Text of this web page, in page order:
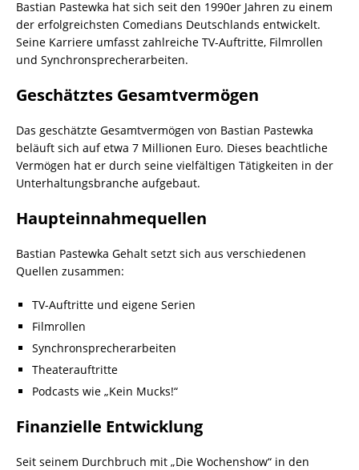
Bastian Pastewka hat sich seit den 1990er Jahren zu einem
der erfolgreichsten Comedians Deutschlands entwickelt.
Seine Karriere umfasst zahlreiche TV-Auftritte, Filmrollen
und Synchronsprecherarbeiten.
Geschätztes Gesamtvermögen
Das geschätzte Gesamtvermögen von Bastian Pastewka
beläuft sich auf etwa 7 Millionen Euro. Dieses beachtliche
Vermögen hat er durch seine vielfältigen Tätigkeiten in der
Unterhaltungsbranche aufgebaut.
Haupteinnahmequellen
Bastian Pastewka Gehalt setzt sich aus verschiedenen
Quellen zusammen:
TV-Auftritte und eigene Serien
Filmrollen
Synchronsprecherarbeiten
Theaterauftritte
Podcasts wie „Kein Mucks!“
Finanzielle Entwicklung
Seit seinem Durchbruch mit „Die Wochenshow“ in den